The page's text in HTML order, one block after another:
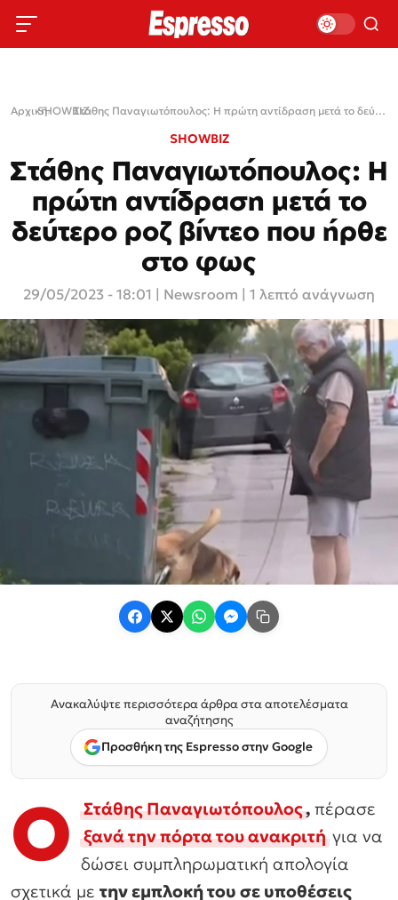
Αρχική›
SHOWBIZ› Στάθης Παναγιωτόπουλος: Η πρώτη αντίδραση μετά το δεύτερο ροζ βίντεο που ήρθε στο φως
SHOWBIZ
Στάθης Παναγιωτόπουλος: Η
πρώτη αντίδραση μετά το
δεύτερο ροζ βίντεο που ήρθε
στο φως
29/05/2023 - 18:01 Newsroom | 1 λεπτό ανάγνωση
Ανακαλύψτε περισσότερα άρθρα στα αποτελέσματα
αναζήτησης
Προσθήκη της Espresso στην Google
Ο Στάθης Παναγιωτόπουλος, πέρασε
ξανά την πόρτα του ανακριτή για να
δώσει συμπληρωματική απολογία
σχετικά με την εμπλοκή του σε υποθέσεις